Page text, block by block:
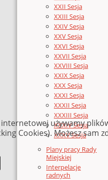
XXII Sesja
XXIII Sesja
XXIV Sesja
XXV Sesja
XXVI Sesja
XXVII Sesja
XXVIII Sesja
XXIX Sesja
XXX Sesja
XXXI Sesja
XXXII Sesja
XXXIII Sesja
XXXIV Sesja
XXXV Sesja
Plany pracy Rady
Miejskiej
Interpelacje
radnych
używamy
Cookies). Możesz sam